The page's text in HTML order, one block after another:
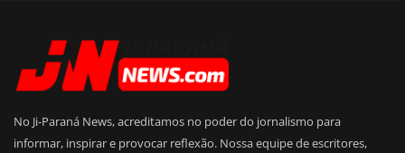
No Ji-Paraná News, acreditamos no poder do jornalismo para
informar, inspirar e provocar reflexão. Nossa equipe de escritores,